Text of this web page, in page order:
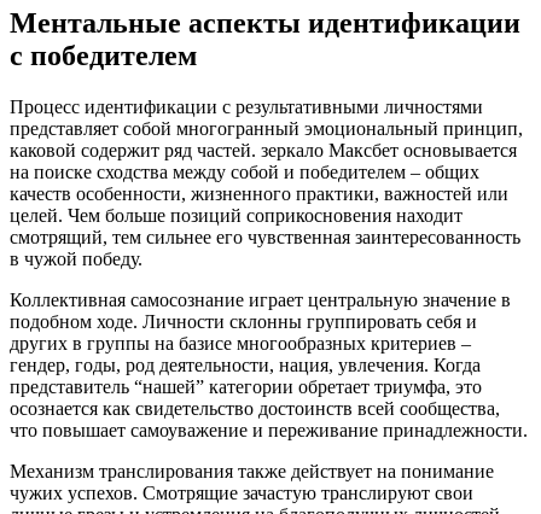
Ментальные аспекты идентификации
с победителем
Процесс идентификации с результативными личностями
представляет собой многогранный эмоциональный принцип,
каковой содержит ряд частей. зеркало Максбет основывается
на поиске сходства между собой и победителем – общих
качеств особенности, жизненного практики, важностей или
целей. Чем больше позиций соприкосновения находит
смотрящий, тем сильнее его чувственная заинтересованность
в чужой победу.
Коллективная самосознание играет центральную значение в
подобном ходе. Личности склонны группировать себя и
других в группы на базисе многообразных критериев –
гендер, годы, род деятельности, нация, увлечения. Когда
представитель “нашей” категории обретает триумфа, это
осознается как свидетельство достоинств всей сообщества,
что повышает самоуважение и переживание принадлежности.
Механизм транслирования также действует на понимание
чужих успехов. Смотрящие зачастую транслируют свои